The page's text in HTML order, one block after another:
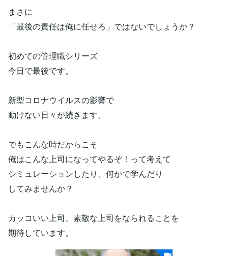
まさに
「最後の責任は俺に任せろ」ではないでしょうか？
初めての管理職シリーズ
今日で最後です。
新型コロナウイルスの影響で
動けない日々が続きます。
でもこんな時だからこそ
俺はこんな上司になってやるぞ！って考えて
シミュレーションしたり、何かで学んだり
してみませんか？
カッコいい上司、素敵な上司をなられることを
期待しています。